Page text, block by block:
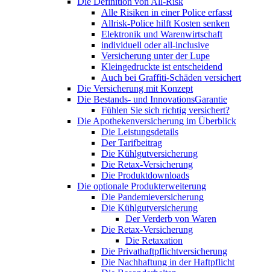
Alle Risiken in einer Police erfasst
Allrisk-Police hilft Kosten senken
Elektronik und Warenwirtschaft
individuell oder all-inclusive
Versicherung unter der Lupe
Kleingedruckte ist entscheidend
Auch bei Graffiti-Schäden versichert
Die Versicherung mit Konzept
Die Bestands- und InnovationsGarantie
Fühlen Sie sich richtig versichert?
Die Apothekenversicherung im Überblick
Die Leistungsdetails
Der Tarifbeitrag
Die Kühlgutversicherung
Die Retax-Versicherung
Die Produktdownloads
Die optionale Produkterweiterung
Die Pandemieversicherung
Die Kühlgutversicherung
Der Verderb von Waren
Die Retax-Versicherung
Die Retaxation
Die Privathaftpflichtversicherung
Die Nachhaftung in der Haftpflicht